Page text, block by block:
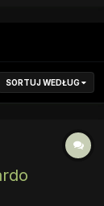
SORTUJ WEDŁUG